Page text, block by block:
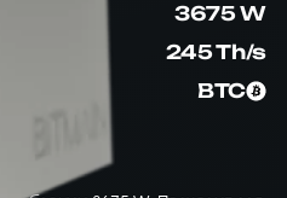
3675 W
245 Th/s
BTC